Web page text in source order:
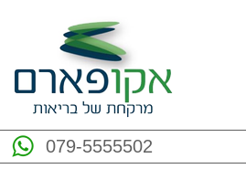
079-5555502